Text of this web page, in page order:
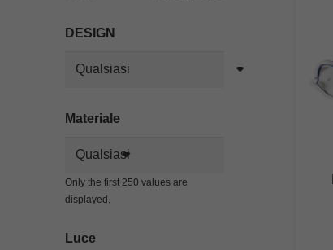
DESIGN
Materiale
Only the first 250 values are
displayed.
Luce